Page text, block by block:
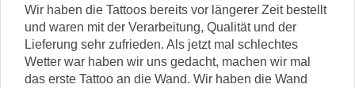
Wir haben die Tattoos bereits vor längerer Zeit bestellt
und waren mit der Verarbeitung, Qualität und der
Lieferung sehr zufrieden. Als jetzt mal schlechtes
Wetter war haben wir uns gedacht, machen wir mal
das erste Tattoo an die Wand. Wir haben die Wand